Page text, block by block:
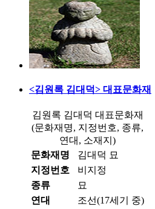
<김원록 김대덕> 대표문화재
김원록 김대덕 대표문화재
(문화재명, 지정번호, 종류,
연대, 소재지)
문화재명
김대덕 묘
지정번호
비지정
종류
묘
연대
조선(17세기 중)